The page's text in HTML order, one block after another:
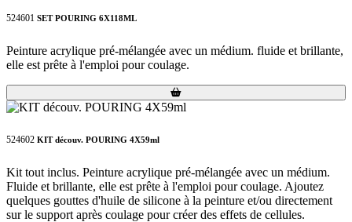
524601 SET POURING 6X118ML
Peinture acrylique pré-mélangée avec un médium. fluide et brillante,
elle est prête à l'emploi pour coulage.
Loading...
Loading...
524602 KIT découv. POURING 4X59ml
Kit tout inclus. Peinture acrylique pré-mélangée avec un médium.
Fluide et brillante, elle est prête à l'emploi pour coulage. Ajoutez
quelques gouttes d'huile de silicone à la peinture et/ou directement
sur le support après coulage pour créer des effets de cellules.